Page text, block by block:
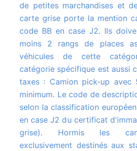
de petites marchandises et
carte grise porte la mention
code BB en case J2. Ils
moins 2 rangs de places
véhicules de cette
catégorie spécifique est aussi
taxes : Camion pick-up avec
minimum. Le code de
selon la classification
en case J2 du certificat
grise). Hormis les
exclusivement destinés aux